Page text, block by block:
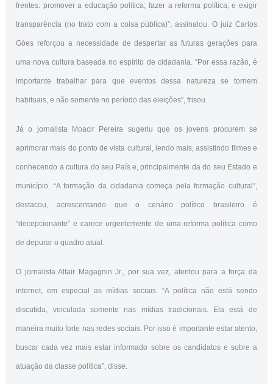
frentes: promover a educação política; fazer a reforma política; e exigir
transparência (no trato com a coisa pública)”, assinalou. O juiz Carlos
Góes reforçou a necessidade de despertar as futuras gerações para
uma nova cultura baseada no espírito de cidadania. “Por essa razão, é
importante trabalhar para que eventos dessa natureza se tornem
habituais, e não somente no período das eleições”, frisou.
Já o jornalista Moacir Pereira sugeriu que os jovens procurem se
aprimorar mais do ponto de vista cultural, lendo mais, assistindo filmes e
conhecendo a cultura do seu País e, principalmente da do seu Estado e
município. “A formação da cidadania começa pela formação cultural”,
destacou, acrescentando que o cenário político brasileiro é
“decepcionante” e carece urgentemente de uma reforma política como
de depurar o quadro atual.
O jornalista Altair Magagnin Jr., por sua vez, atentou para a força da
internet, em especial as mídias sociais. “A política não está sendo
discutida, veiculada somente nas mídias tradicionais. Ela está de
maneira muito forte nas redes sociais. Por isso é importante estar atento,
buscar cada vez mais estar informado sobre os candidatos e sobre a
atuação da classe política”, disse.